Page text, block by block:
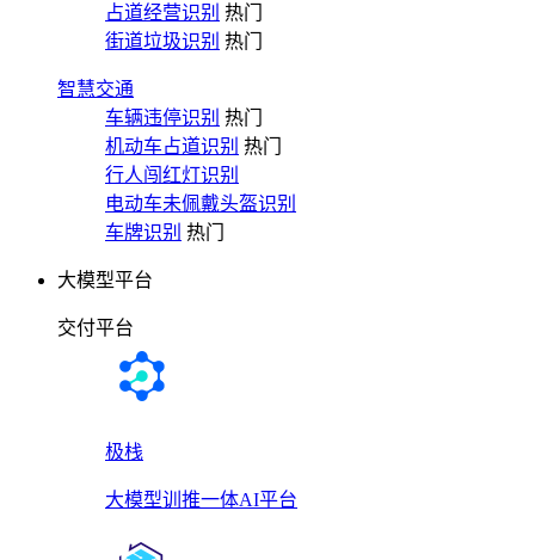
占道经营识别 热门
街道垃圾识别 热门
智慧交通
车辆违停识别 热门
机动车占道识别 热门
行人闯红灯识别
电动车未佩戴头盔识别
车牌识别 热门
大模型平台
交付平台
极栈
大模型训推一体AI平台